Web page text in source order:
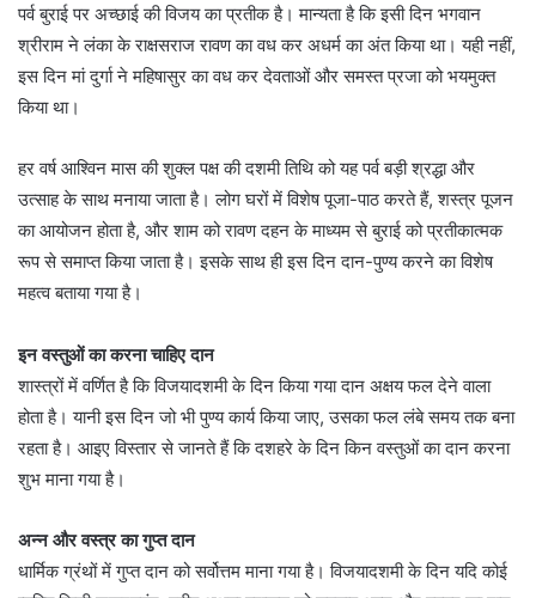
पर्व बुराई पर अच्छाई की विजय का प्रतीक है। मान्यता है कि इसी दिन भगवान
श्रीराम ने लंका के राक्षसराज रावण का वध कर अधर्म का अंत किया था। यही नहीं,
इस दिन मां दुर्गा ने महिषासुर का वध कर देवताओं और समस्त प्रजा को भयमुक्त
किया था।
हर वर्ष आश्विन मास की शुक्ल पक्ष की दशमी तिथि को यह पर्व बड़ी श्रद्धा और
उत्साह के साथ मनाया जाता है। लोग घरों में विशेष पूजा-पाठ करते हैं, शस्त्र पूजन
का आयोजन होता है, और शाम को रावण दहन के माध्यम से बुराई को प्रतीकात्मक
रूप से समाप्त किया जाता है। इसके साथ ही इस दिन दान-पुण्य करने का विशेष
महत्व बताया गया है।
इन वस्तुओं का करना चाहिए दान
शास्त्रों में वर्णित है कि विजयादशमी के दिन किया गया दान अक्षय फल देने वाला
होता है। यानी इस दिन जो भी पुण्य कार्य किया जाए, उसका फल लंबे समय तक बना
रहता है। आइए विस्तार से जानते हैं कि दशहरे के दिन किन वस्तुओं का दान करना
शुभ माना गया है।
अन्न और वस्त्र का गुप्त दान
धार्मिक ग्रंथों में गुप्त दान को सर्वोत्तम माना गया है। विजयादशमी के दिन यदि कोई